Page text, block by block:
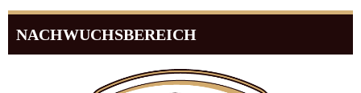
NACHWUCHSBEREICH